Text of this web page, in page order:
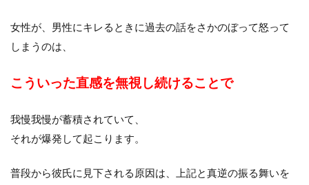
女性が、男性にキレるときに過去の話をさかのぼって怒って
しまうのは、
こういった直感を無視し続けることで
我慢我慢が蓄積されていて、
それが爆発して起こります。
普段から彼氏に見下される原因は、上記と真逆の振る舞いを